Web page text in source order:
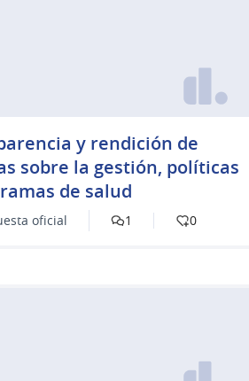
y rendición de
sobre la gestión, políticas
de salud
oficial 1 0